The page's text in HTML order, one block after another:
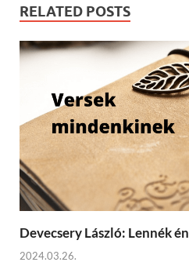
RELATED POSTS
Devecsery László: Lennék én
2024.03.26.